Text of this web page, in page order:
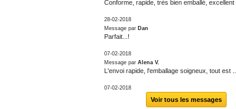
Conforme, rapide, très bien emballé, excellent
28-02-2018
Message par Dan
Parfait...!
07-02-2018
Message par Alena V.
L'envoi rapide, l'emballage soigneux, tout est ...
07-02-2018
Voir tous les messages